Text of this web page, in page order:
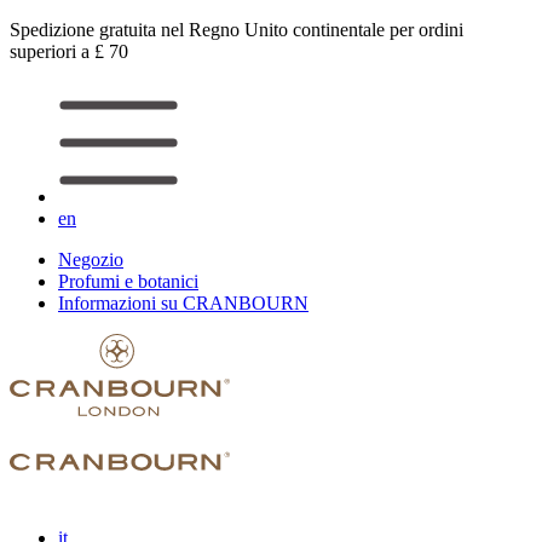
Spedizione gratuita nel Regno Unito continentale per ordini
superiori a £ 70
en
Negozio
Profumi e botanici
Informazioni su CRANBOURN
it